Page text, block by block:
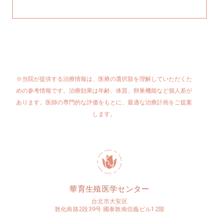
※当院が提供する治療情報は、医療の選択肢を理解していただくた
めの参考情報です。治療効果は年齢、体質、卵巣機能など個人差が
あります。医師の専門的な評価をもとに、最適な治療計画をご提案
します。
華育生殖医学センター
台北市大安区
敦化南路2段39号 國泰敦南信義ビル12階